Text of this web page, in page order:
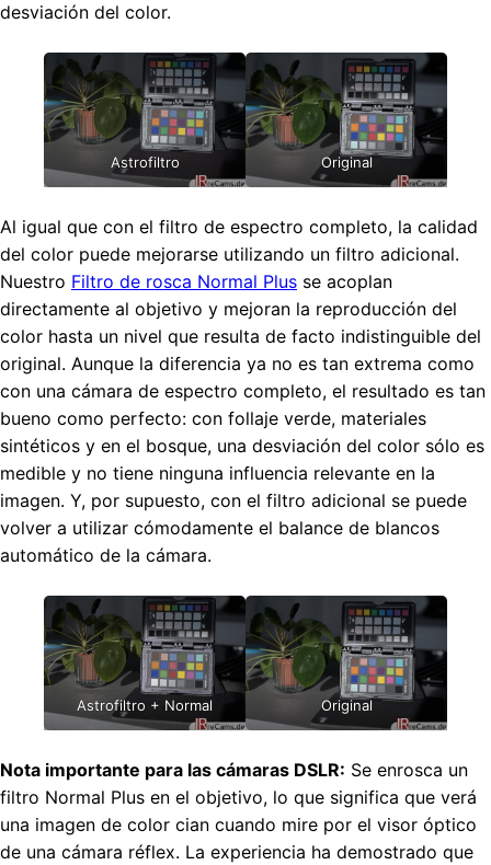
desviación del color.
Astrofiltro Original
Al igual que con el filtro de espectro completo, la calidad
del color puede mejorarse utilizando un filtro adicional.
Nuestro Filtro de rosca Normal Plus se acoplan
directamente al objetivo y mejoran la reproducción del
color hasta un nivel que resulta de facto indistinguible del
original. Aunque la diferencia ya no es tan extrema como
con una cámara de espectro completo, el resultado es tan
bueno como perfecto: con follaje verde, materiales
sintéticos y en el bosque, una desviación del color sólo es
medible y no tiene ninguna influencia relevante en la
imagen. Y, por supuesto, con el filtro adicional se puede
volver a utilizar cómodamente el balance de blancos
automático de la cámara.
Astrofiltro + Normal Original
Nota importante para las cámaras DSLR: Se enrosca un
filtro Normal Plus en el objetivo, lo que significa que verá
una imagen de color cian cuando mire por el visor óptico
de una cámara réflex. La experiencia ha demostrado que